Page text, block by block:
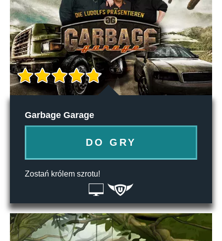
Garbage Garage
DO GRY
Zostań królem szrotu!